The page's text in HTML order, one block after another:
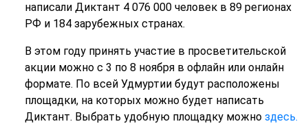
написали Диктант 4 076 000 человек в 89 регионах
РФ и 184 зарубежных странах.
В этом году принять участие в просветительской
акции можно с 3 по 8 ноября в офлайн или онлайн
формате. По всей Удмуртии будут расположены
площадки, на которых можно будет написать
Диктант. Выбрать удобную площадку можноздесь.